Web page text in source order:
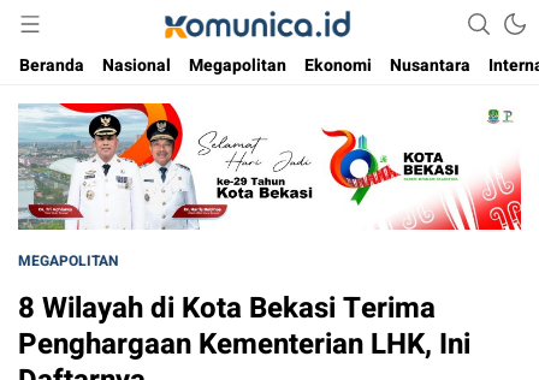
Komunica
Media Informasi Masa Kini
Beranda
Nasional Megapolitan Ekonomi Nusantara
MEGAPOLITAN
8 Wilayah di Kota Bekasi Terima
Penghargaan Kementerian LHK, Ini